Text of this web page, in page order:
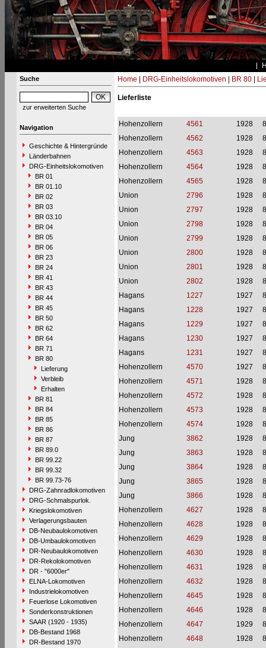
Suche
zur erweiterten Suche
Navigation
Geschichte & Hintergründe
Länderbahnen
DRG-Einheitslokomotiven
BR 01
BR 01.10
BR 02
BR 03
BR 03.10
BR 04
BR 05
BR 06
BR 23
BR 24
BR 41
BR 43
BR 44
BR 45
BR 50
BR 62
BR 64
BR 71
BR 80
Lieferung
Verbleib
Erhalten
BR 81
BR 84
BR 85
BR 86
BR 87
BR 89.0
BR 99.22
BR 99.32
BR 99.73-76
DRG-Zahnradlokomotiven
DRG-Schmalspurlok.
Kriegslokomotiven
Verlagerungsbauten
DB-Neubaulokomotiven
DB-Umbaulokomotiven
DR-Neubaulokomotiven
DR-Rekolokomotiven
DR - "6000er"
ELNA-Lokomotiven
Industrielokomotiven
Feuerlose Lokomotiven
Sonderkonstruktionen
SAAR (1920 - 1935)
DB-Bestand 1968
DR-Bestand 1970
Home DRG-Einheitslokomotiven BR 80|
Lieferliste
Hohenzollern 4561 1928
Hohenzollern
4562 1928
Hohenzollern
4563 1928
Hohenzollern
4564 1928
Hohenzollern
4565 1928
Union
2796 1928
Union
2797 1928
Union
2798 1928
Union
2799 1928
Union
2800 1928
Union
2801 1928
Union
2802 1928
Hagans
1227 1927
Hagans
1228 1927
Hagans
1229 1927
Hagans
1230 1927
Hagans
1231 1927
Hohenzollern
4570 1927
Hohenzollern
4571 1928
Hohenzollern
4572 1928
Hohenzollern
4573 1928
Hohenzollern
4574 1928
Jung
3862 1928
Jung
3863 1928
Jung
3864 1928
Jung
3865 1928
Jung
3866 1928
Hohenzollern
4627 1928
Hohenzollern
4628 1928
Hohenzollern
4629 1928
Hohenzollern
4630 1928
Hohenzollern
4631 1928
Hohenzollern
4632 1928
Hohenzollern
4645 1928
Hohenzollern
4646 1928
Hohenzollern
4647 1929
Hohenzollern
4648 1928